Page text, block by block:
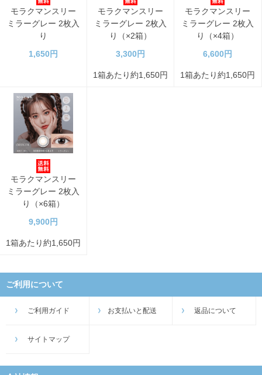
モラクマンスリー
ミラーグレー 2枚入
り
1,650円
モラクマンスリー
ミラーグレー 2枚入
り（×2箱）
3,300円
1箱あたり約1,650円
モラクマンスリー
ミラーグレー 2枚入
り（×4箱）
6,600円
1箱あたり約1,650円
モラクマンスリー
ミラーグレー 2枚入
り（×6箱）
9,900円
1箱あたり約1,650円
ご利用について
ご利用ガイド お支払いと配送 返品について
サイトマップ